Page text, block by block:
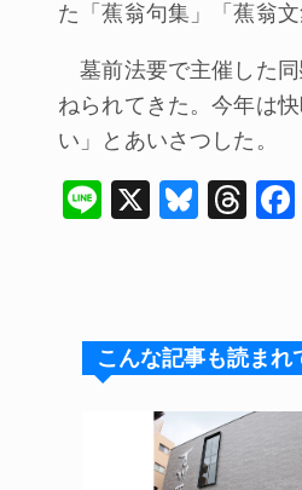
た「蕉翁句集」「蕉翁
墓前法要で主催した同
ねられてきた。今年は
い」とあいさつした。
Li
X
Bl
k
T
d
こんな記事も読まれ